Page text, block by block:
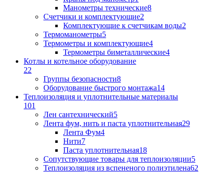
Манометры технические8
Счетчики и комплектующие2
Комплектующие к счетчикам воды2
Термоманометры5
Термометры и комплектующие4
Термометры биметаллические4
Котлы и котельное оборудование
22
Группы безопасности8
Оборудование быстрого монтажа14
Теплоизоляция и уплотнительные материалы
101
Лен сантехнический5
Лента фум, нить и паста уплотнительная29
Лента Фум4
Нити7
Паста уплотнительная18
Сопутствующие товары для теплоизоляции5
Теплоизоляция из вспененого полиэтилена62